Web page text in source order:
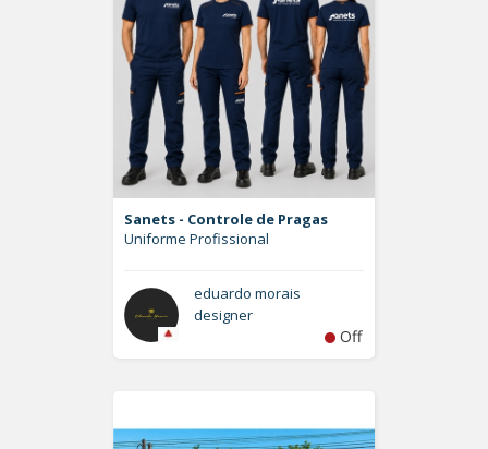
Sanets - Controle de Pragas
Uniforme Profissional
eduardo morais
designer
Off